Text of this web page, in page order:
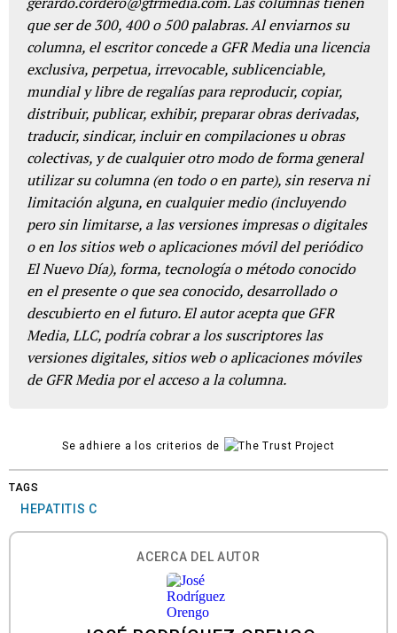
que ser de 300, 400 o 500 palabras. Al enviarnos su
columna, el escritor concede a GFR Media una licencia
exclusiva, perpetua, irrevocable, sublicenciable,
mundial y libre de regalías para reproducir, copiar,
distribuir, publicar, exhibir, preparar obras derivadas,
traducir, sindicar, incluir en compilaciones u obras
colectivas, y de cualquier otro modo de forma general
utilizar su columna (en todo o en parte), sin reserva ni
limitación alguna, en cualquier medio (incluyendo
pero sin limitarse, a las versiones impresas o digitales
o en los sitios web o aplicaciones móvil del periódico
El Nuevo Día), forma, tecnología o método conocido
en el presente o que sea conocido, desarrollado o
descubierto en el futuro. El autor acepta que GFR
Media, LLC, podría cobrar a los suscriptores las
versiones digitales, sitios web o aplicaciones móviles
de GFR Media por el acceso a la columna.
Se adhiere a los criterios de
TAGS
HEPATITIS C
ACERCA DEL AUTOR